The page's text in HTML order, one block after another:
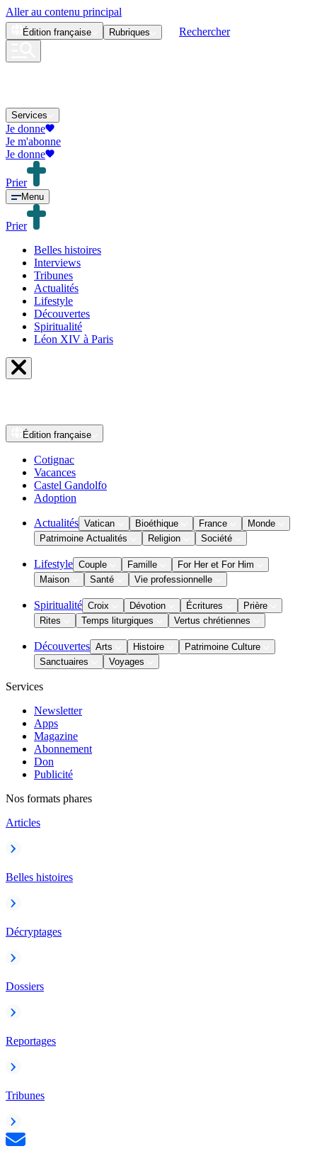
Aller au contenu principal
Édition française Rubriques Rechercher
Services
Je donne
Je m'abonne
Je donne
Prier
Menu
Prier
Belles histoires
Interviews
Tribunes
Actualités
Lifestyle
Découvertes
Spiritualité
Léon XIV à Paris
Édition française
Cotignac
Vacances
Castel Gandolfo
Adoption
Actualités Vatican Bioéthique France
Monde
Patrimoine Actualités
Religion Société
Lifestyle Couple Famille
For Her et For Him
Maison
Santé Vie professionnelle
Spiritualité Croix Dévotion Écritures
Prière
Rites
Temps liturgiques Vertus chrétiennes
Découvertes Arts Histoire
Patrimoine Culture
Sanctuaires
Voyages
Services
Newsletter
Apps
Magazine
Abonnement
Don
Publicité
Nos formats phares
Articles
Belles histoires
Décryptages
Dossiers
Reportages
Tribunes